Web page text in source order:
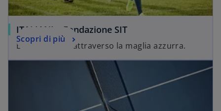
ITALIANI – Fondazione SIT
Essere italiani attraverso la maglia azzurra.
Scopri di più